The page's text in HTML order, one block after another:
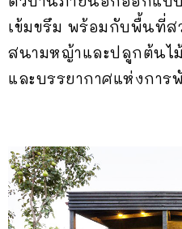
เข้มขรึม พร้อมกับพื้นที่ส
สนามหญ้าและปลูกต้นไ
และบรรยากาศแห่งกา